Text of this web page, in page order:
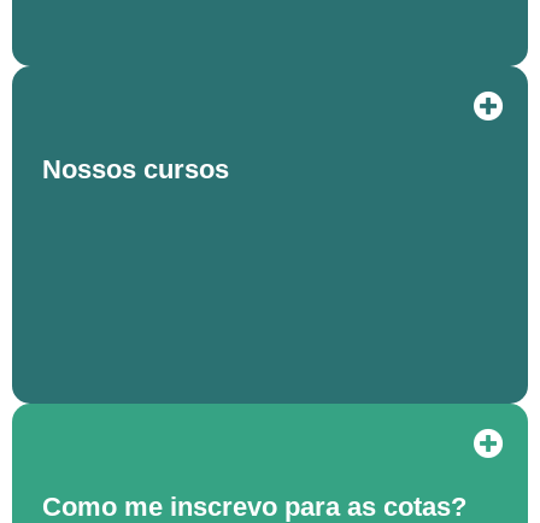
Nossos cursos
Como me inscrevo para as cotas?